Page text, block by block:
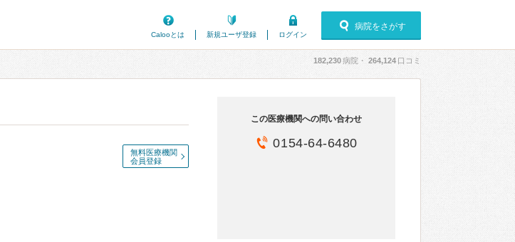
Calooとは
新規ユーザ登録 ログイン
病院をさがす
182,230病院・ 264,124 口コミ
無料医療機関
会員登録
この医療機関への問い合わせ
0154-64-6480